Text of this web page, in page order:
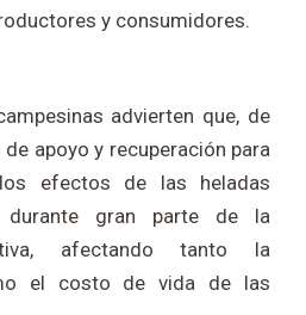
y consumidores.
advierten que, de
apoyo y recuperación para
efectos de las heladas
durante gran parte de la
afectando tanto la
el costo de vida de las